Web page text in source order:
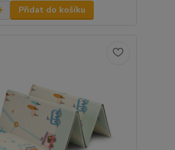
Přidat do košíku